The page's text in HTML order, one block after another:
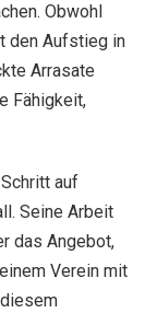
Obwohl
den Aufstieg in
Arrasate
Fähigkeit,
auf
Seine Arbeit
das Angebot,
Verein mit